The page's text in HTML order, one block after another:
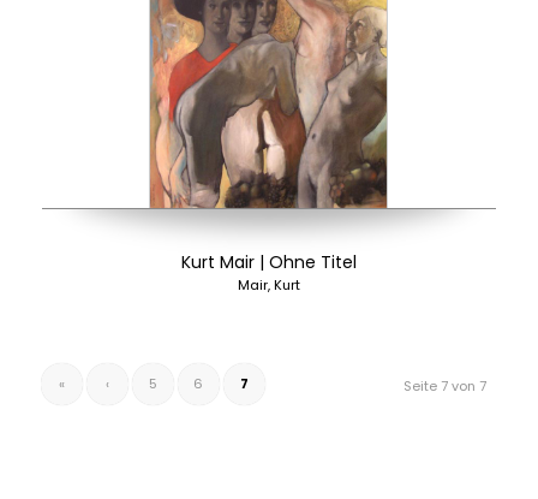
Kurt Mair | Ohne Titel
Mair, Kurt
Seite 7 von 7
« ‹ 5 6 7